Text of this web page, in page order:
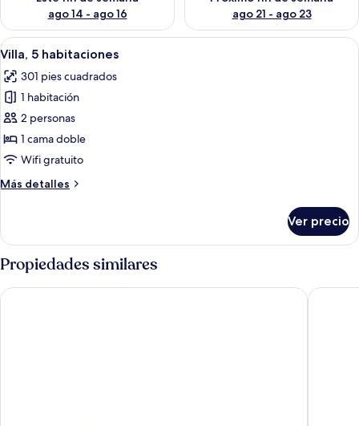
ago 14 - ago 16
ago 21 - ago 23
Abrir
todas
las
fotos
de
Villa,
5
Entrada de hotel con puerta de
10
Villa, 5 habitaciones
301 pies cuadrados
1 habitación
2 personas
1 cama doble
Wifi gratuito
Más detalles
Más
5
habitaciones
Ver precio
Propiedades similares
Villa Cahaya 9 Hotel O